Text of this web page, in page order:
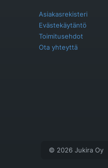
Asiakasrekisteri
Evästekäytäntö
Toimitusehdot
Ota yhteyttä
© 2026 Jukira Oy